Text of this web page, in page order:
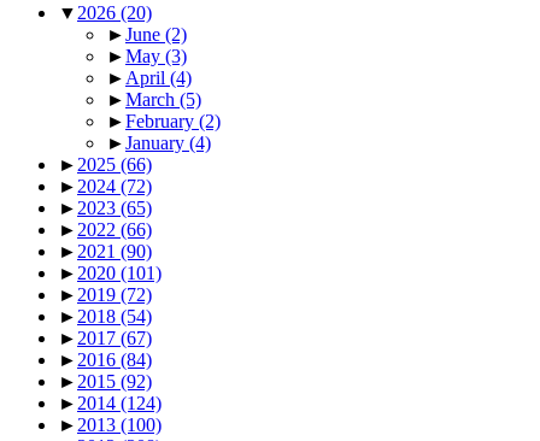
▼ 2026 (20)
►June (2)
►May (3)
► April (4)
►March (5)
►February (2)
►January (4)
► 2025 (66)
► 2024 (72)
► 2023 (65)
► 2022 (66)
► 2021 (90)
► 2020 (101)
► 2019 (72)
► 2018 (54)
► 2017 (67)
► 2016 (84)
► 2015 (92)
► 2014 (124)
► 2013 (100)